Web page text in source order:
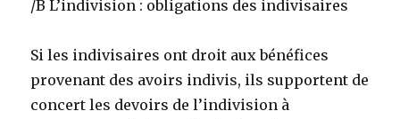
/B L’indivision : obligations des indivisaires
Si les indivisaires ont droit aux bénéfices
provenant des avoirs indivis, ils supportent de
concert les devoirs de l’indivision à